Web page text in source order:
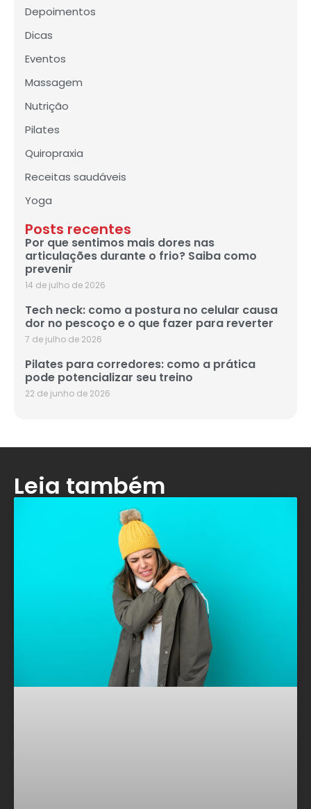
Depoimentos
Dicas
Eventos
Massagem
Nutrição
Pilates
Quiropraxia
Receitas saudáveis
Yoga
Posts recentes
Por que sentimos mais dores nas
articulações durante o frio? Saiba como
prevenir
14 de julho de 2026
Tech neck: como a postura no celular causa
dor no pescoço e o que fazer para reverter
7 de julho de 2026
Pilates para corredores: como a prática
pode potencializar seu treino
22 de junho de 2026
Leia também